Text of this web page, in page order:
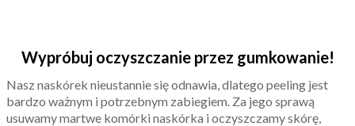
Wypróbuj oczyszczanie przez gumkowanie!
Nasz naskórek nieustannie się odnawia, dlatego peeling jest
bardzo ważnym i potrzebnym zabiegiem. Za jego sprawą
usuwamy martwe komórki naskórka i oczyszczamy skórę,